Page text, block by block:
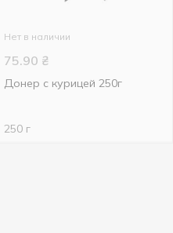
Нет в наличии
75.90 ₴
Донер с курицей 250г
250 г